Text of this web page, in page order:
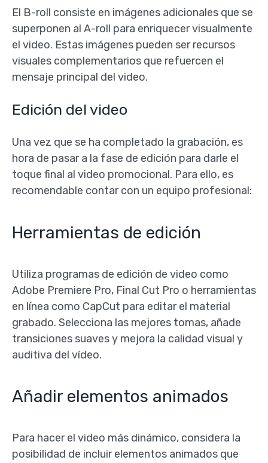
El B-roll consiste en imágenes adicionales que se
superponen al A-roll para enriquecer visualmente
el video. Estas imágenes pueden ser recursos
visuales complementarios que refuercen el
mensaje principal del video.
Edición del video
Una vez que se ha completado la grabación, es
hora de pasar a la fase de edición para darle el
toque final al video promocional. Para ello, es
recomendable contar con un equipo profesional:
Herramientas de edición
Utiliza programas de edición de video como
Adobe Premiere Pro, Final Cut Pro o herramientas
en línea como CapCut para editar el material
grabado. Selecciona las mejores tomas, añade
transiciones suaves y mejora la calidad visual y
auditiva del vídeo.
Añadir elementos animados
Para hacer el video más dinámico, considera la
posibilidad de incluir elementos animados que